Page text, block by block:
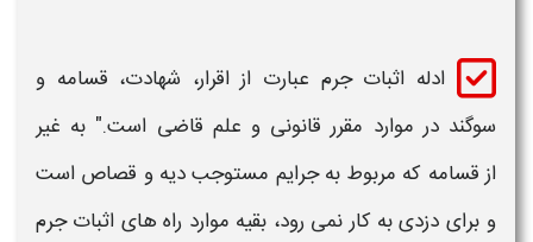
ادله اثبات جرم عبارت از اقرار، شهادت، قسامه و
سوگند در موارد مقرر قانونی و علم قاضی است." به غیر
از قسامه که مربوط به جرایم مستوجب دیه و قصاص است
و برای دزدیبه کار نمی رود، بقیه موارد راه های اثبات جرم